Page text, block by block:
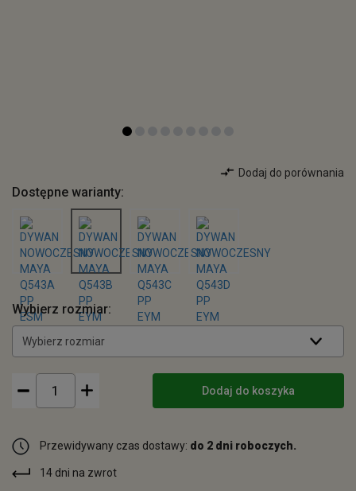
Dodaj do porównania
Dostępne warianty:
Wybierz rozmiar:
Wybierz rozmiar
Dodaj do koszyka
Przewidywany czas dostawy: do 2 dni roboczych.
14 dni na zwrot